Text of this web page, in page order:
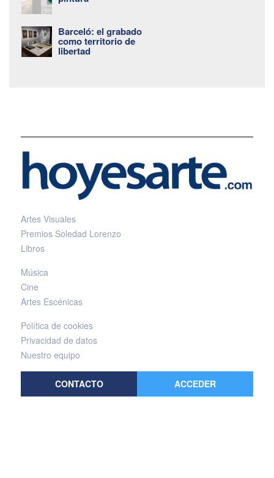
Barceló: el grabado
como territorio de
libertad
Artes Visuales
Premios Soledad Lorenzo
Libros
Música
Cine
Artes Escénicas
Política de cookies
Privacidad de datos
Nuestro equipo
CONTACTO ACCEDER